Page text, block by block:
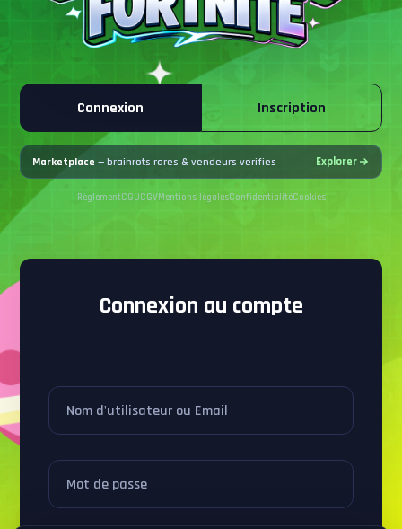
Connexion Inscription
Marketplace — brainrots rares & vendeurs verifies Explorer
RèglementCGUCGVMentions légalesConfidentialitéCookies
Connexion au compte
Nom d'utilisateur ou Email
Mot de passe